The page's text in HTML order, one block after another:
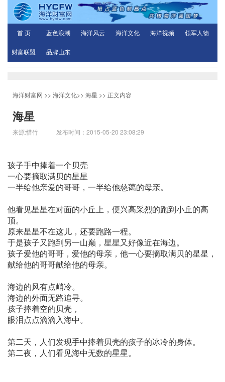
首 页 蓝色浪潮 海洋风云 海洋文化 海洋视频 领军人物
财富联盟 品牌山东
海洋财富网 >> 海洋文化>> 海星 >> 正文内容
海星
来源:惜竹 发布时间：2015-05-20 23:08:29
孩子手中捧着一个贝壳
一心要摘取满贝的星星
一半给他亲爱的哥哥，一半给他慈蔼的母亲。
他看见星星在对面的小丘上，便兴高采烈的跑到小丘的高
顶。
原来星星不在这儿，还要跑路一程。
于是孩子又跑到另一山巅，星星又好像近在海边。
孩子爱他的哥哥，爱他的母亲，他一心要摘取满贝的星星，
献给他的哥哥献给他的母亲。
海边的风有点峭冷。
海边的外面无路追寻。
孩子捧着空的贝壳，
眼泪点点滴滴入海中。
第二天，人们发现手中捧着贝壳的孩子的冰冷的身体。
第二夜，人们看见海中无数的星星。